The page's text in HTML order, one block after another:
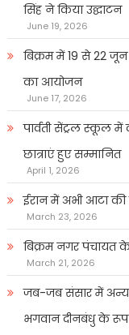
सिंह ने किया उद्घाटन
June 19, 2026
बिक्रम में 19 से 22
का आयोजन
June 17, 2026
पार्वती सेंट्रल स्कूल में
छात्राएं हुए सम्मानित
April 1, 2026
ईरान में अभी आटा की
March 23, 2026
बिक्रम नगर पंचायत
March 21, 2026
जब-जब संसार में
भगवान दीनबंधु के रूप